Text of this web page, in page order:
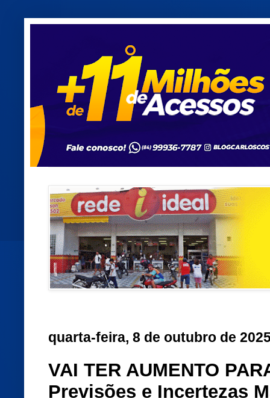
quarta-feira, 8 de outubro de
VAI TER AUMENTO
Previsões e Incertezas